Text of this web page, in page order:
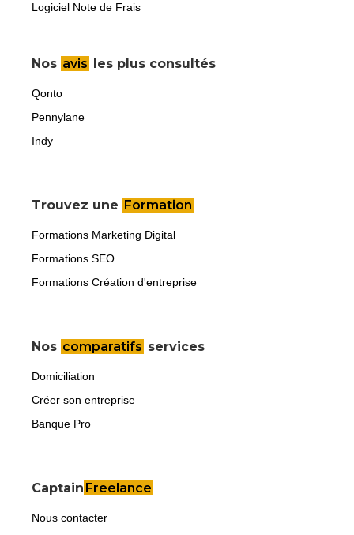
Logiciel Note de Frais
Nos avis les plus consultés
Qonto
Pennylane
Indy
Trouvez une Formation
Formations Marketing Digital
Formations SEO
Formations Création d'entreprise
Nos comparatifs services
Domiciliation
Créer son entreprise
Banque Pro
Captain Freelance
Nous contacter